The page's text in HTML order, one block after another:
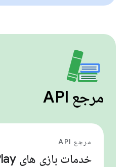
مرجع API
مرجع API
خدمات بازی های Play